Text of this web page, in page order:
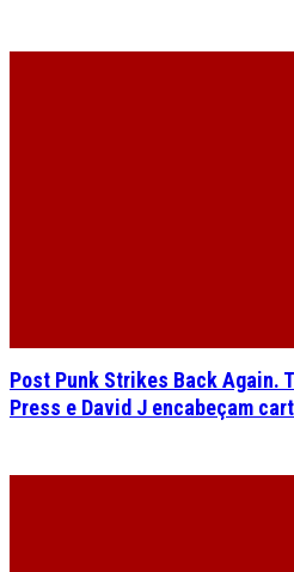
Post Punk Strikes Back Again.
Press e David J encabeçam